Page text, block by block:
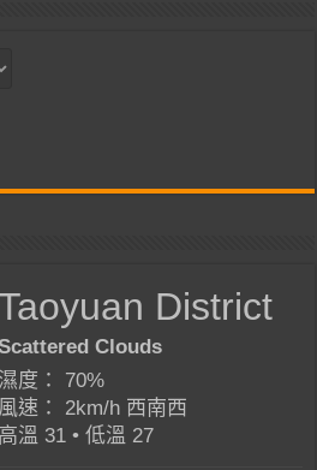
District
Clouds
濕度： 70%
風速： 2km/h 西南西
高溫 31 • 低溫 27